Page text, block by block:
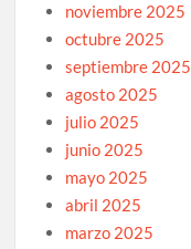
noviembre 2025
octubre 2025
septiembre 2025
agosto 2025
julio 2025
junio 2025
mayo 2025
abril 2025
marzo 2025